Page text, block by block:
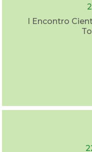
I Encontro